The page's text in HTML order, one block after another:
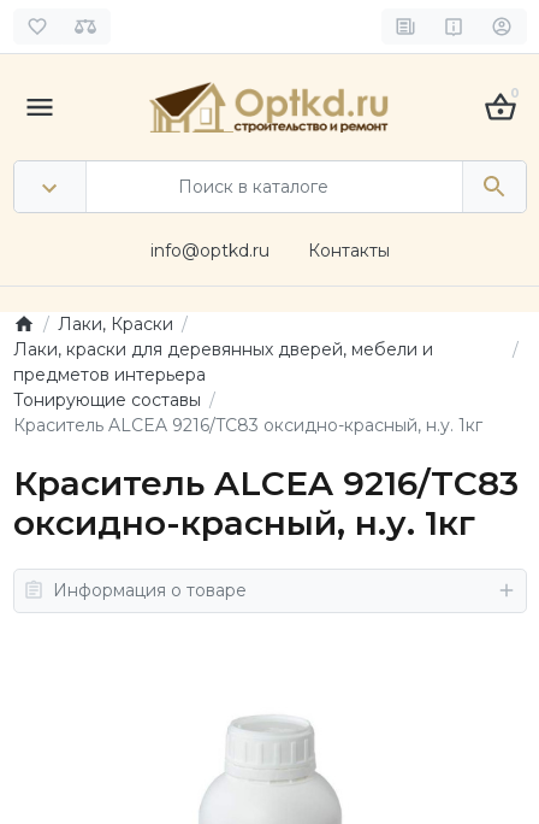
0
info@optkd.ru Контакты
Лаки, Краски
Лаки, краски для деревянных дверей, мебели и
предметов интерьера
Тонирующие составы
Краситель ALCEA 9216/TC83 оксидно-красный, н.у. 1кг
Краситель ALCEA 9216/TC83
оксидно-красный, н.у. 1кг
Информация о товаре